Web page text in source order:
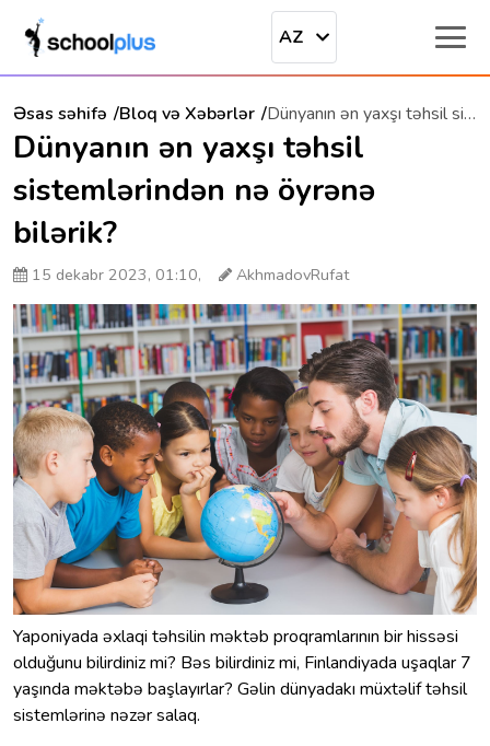
AZ
Əsas səhifə Bloq və Xəbərlər Dünyanın ən yaxşı təhsil sistemlərindən nə öyrənə bilərik?
Dünyanın ən yaxşı təhsil
sistemlərindən nə öyrənə
bilərik?
15 dekabr 2023, 01:10, AkhmadovRufat
Yaponiyada əxlaqi təhsilin məktəb proqramlarının bir hissəsi
olduğunu bilirdiniz mi? Bəs bilirdiniz mi, Finlandiyada uşaqlar 7
yaşında məktəbə başlayırlar? Gəlin dünyadakı müxtəlif təhsil
sistemlərinə nəzər salaq.